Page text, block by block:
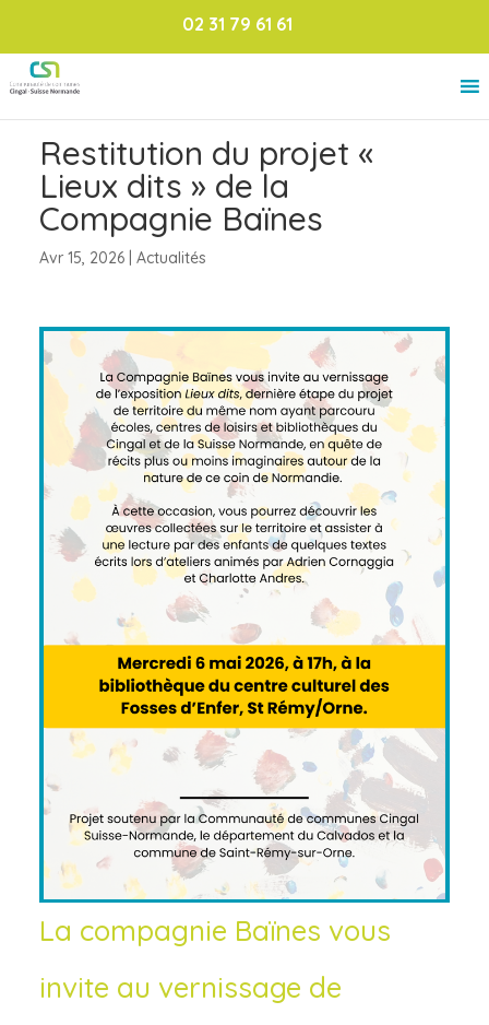
02 31 79 61 61
Restitution du projet «
Lieux dits » de la
Compagnie Baïnes
Avr 15, 2026| Actualités
La compagnie Baïnes vous
invite au vernissage de